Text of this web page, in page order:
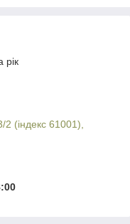
рік
(індекс 61001),